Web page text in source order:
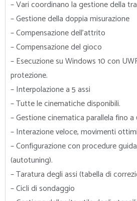
– Vari coordinano la gestione della
– Gestione della doppia misurazione
– Compensazione dell’attrito
– Compensazione del gioco
– Esecuzione su Windows 10 con
protezione.
– Interpolazione a 5 assi
– Tutte le cinematiche disponibili.
– Gestione cinematica parallela fino
– Interazione veloce, movimenti
– Configurazione con procedure
(autotuning).
– Taratura degli assi (tabella di
– Cicli di sondaggio